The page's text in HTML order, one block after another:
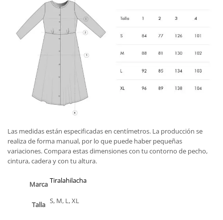
Las medidas están especificadas en centímetros. La producción se
realiza de forma manual, por lo que puede haber pequeñas
variaciones. Compara estas dimensiones con tu contorno de pecho,
cintura, cadera y con tu altura.
Marca Tiralahilacha
Talla S, M, L, XL